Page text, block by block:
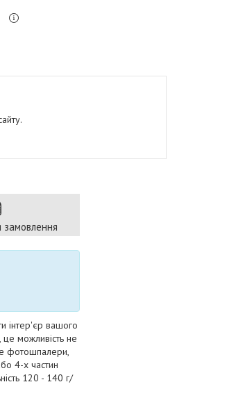
замовлення
інтер'єр вашого
це можливість не
фотошпалери,
4-х частин
120 - 140 г/